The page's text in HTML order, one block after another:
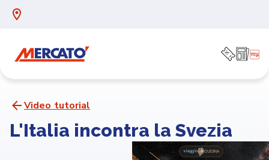
Video tutorial
L'Italia incontra la Svezia